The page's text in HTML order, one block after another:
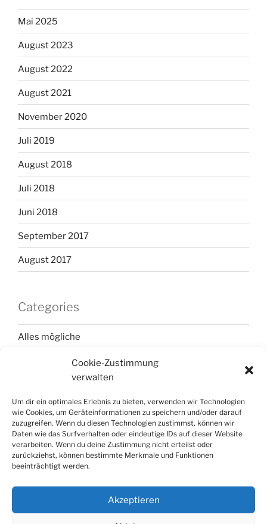
Cookie-Zustimmung
verwalten
Um dir ein optimales Erlebnis zu bieten, verwenden wir Technologien
wie Cookies, um Geräteinformationen zu speichern und/oder darauf
zuzugreifen. Wenn du diesen Technologien zustimmst, können wir
Daten wie das Surfverhalten oder eindeutige IDs auf dieser Website
verarbeiten. Wenn du deine Zustimmung nicht erteilst oder
zurückziehst, können bestimmte Merkmale und Funktionen
beeinträchtigt werden.
Akzeptieren
Mai 2025
August 2023
August 2022
August 2021
November 2020
Juli 2019
August 2018
Juli 2018
Juni 2018
September 2017
August 2017
Categories
Alles mögliche
Elternzeitreise 2018
Italien
Korsika
Portugal